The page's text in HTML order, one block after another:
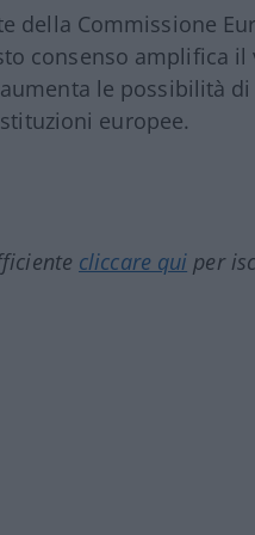
della Commissione
consenso amplifica il
le possibilità di
europee.
cliccare qui per